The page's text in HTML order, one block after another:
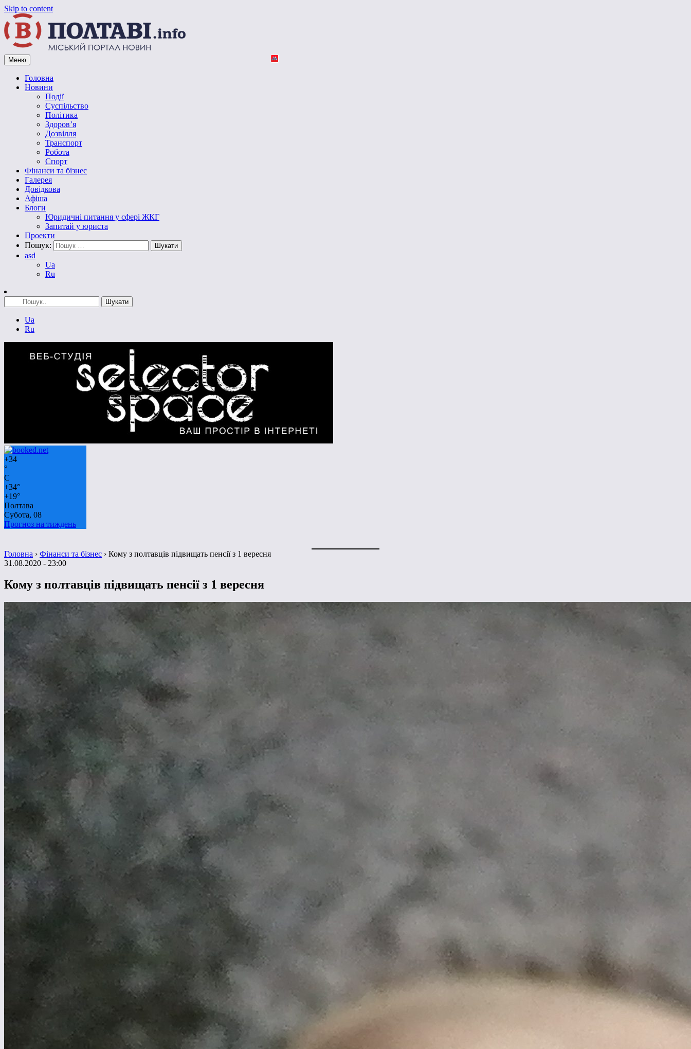
Skip to content
Vpoltave.info
Полтавський портал новин
Меню
Головна
Новини
Події
Суспільство
Політика
Здоров’я
Дозвілля
Транспорт
Робота
Спорт
Фінанси та бізнес
Галерея
Довідкова
Афіша
Блоги
Юридичні питання у сфері ЖКГ
Запитай у юриста
Проекти
Пошук:
asd
Ua
Ru
Ua
Ru
+34
°
C
+34°
+19°
Полтава
Субота, 08
Прогноз на тиждень
Головна › Фінанси та бізнес › Кому з полтавців підвищать пенсії з 1 вересня
31.08.2020 - 23:00
Кому з полтавців підвищать пенсії з 1 вересня